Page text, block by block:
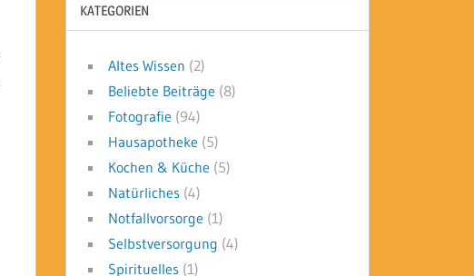
KATEGORIEN
Altes Wissen (2)
Beliebte Beiträge (8)
Fotografie (94)
Hausapotheke (5)
Kochen & Küche (5)
Natürliches (4)
Notfallvorsorge (1)
Selbstversorgung (4)
Spirituelles (1)